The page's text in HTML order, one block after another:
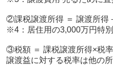
②課税譲渡所得 ＝ 譲渡所得
※4：居住用の3,000万円特
③税額 ＝ 課税譲渡所得×税率
譲渡益に対する税率は他の